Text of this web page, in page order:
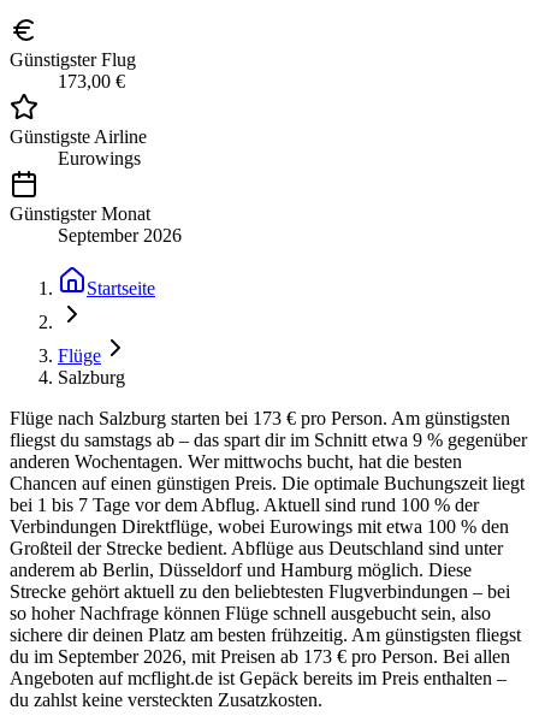
Günstigster Flug
173,00 €
Günstigste Airline
Eurowings
Günstigster Monat
September 2026
Startseite
Flüge
Salzburg
Flüge nach Salzburg starten bei 173 € pro Person. Am günstigsten
fliegst du samstags ab – das spart dir im Schnitt etwa 9 % gegenüber
anderen Wochentagen. Wer mittwochs bucht, hat die besten
Chancen auf einen günstigen Preis. Die optimale Buchungszeit liegt
bei 1 bis 7 Tage vor dem Abflug. Aktuell sind rund 100 % der
Verbindungen Direktflüge, wobei Eurowings mit etwa 100 % den
Großteil der Strecke bedient. Abflüge aus Deutschland sind unter
anderem ab Berlin, Düsseldorf und Hamburg möglich. Diese
Strecke gehört aktuell zu den beliebtesten Flugverbindungen – bei
so hoher Nachfrage können Flüge schnell ausgebucht sein, also
sichere dir deinen Platz am besten frühzeitig. Am günstigsten fliegst
du im September 2026, mit Preisen ab 173 € pro Person. Bei allen
Angeboten auf mcflight.de ist Gepäck bereits im Preis enthalten –
du zahlst keine versteckten Zusatzkosten.